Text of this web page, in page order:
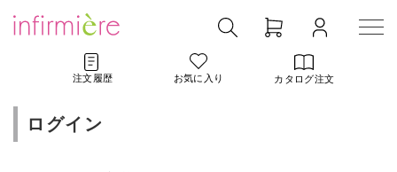
注文履歴 お気に入り カタログ注文
ログイン